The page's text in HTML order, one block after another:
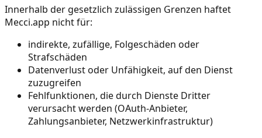
Innerhalb der gesetzlich zulässigen Grenzen haftet
Mecci.app nicht für:
indirekte, zufällige, Folgeschäden oder
Strafschäden
Datenverlust oder Unfähigkeit, auf den Dienst
zuzugreifen
Fehlfunktionen, die durch Dienste Dritter
verursacht werden (OAuth-Anbieter,
Zahlungsanbieter, Netzwerkinfrastruktur)